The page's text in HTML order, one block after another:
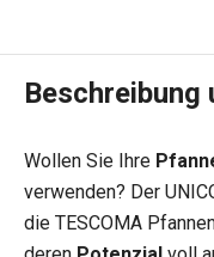
Beschreibung
Wollen Sie Ihre
verwenden? Der
die TESCOMA